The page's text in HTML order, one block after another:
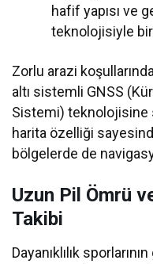
hafif yapısı ve
teknolojisiyle
Zorlu arazi
altı sistemli GNSS
Sistemi) teknolojisine
harita özelliği
bölgelerde de
Uzun Pil Ömrü
Takibi
Dayanıklılık